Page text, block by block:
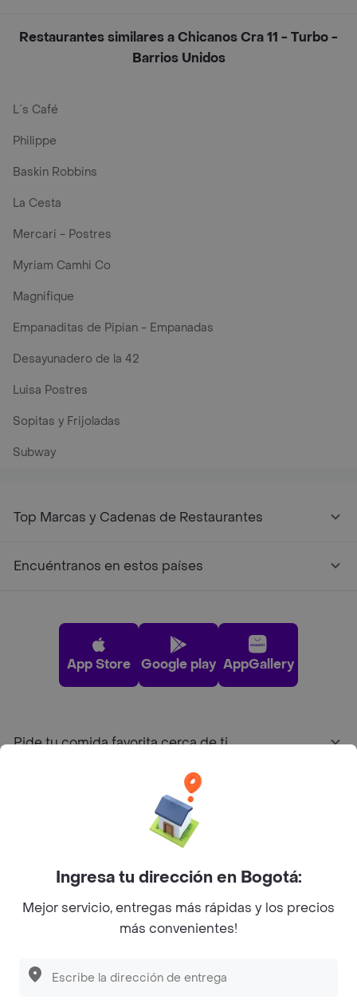
Restaurantes similares a Chicanos Cra 11 - Turbo -
Barrios Unidos
L´s Café
Philippe
Baskin Robbins
La Cesta
Mercari - Postres
Myriam Camhi Co
Magnifique
Empanaditas de Pipian - Empanadas
Desayunadero de la 42
Luisa Postres
Sopitas y Frijoladas
Subway
Top Marcas y Cadenas de Restaurantes
Encuéntranos en estos países
App Store Google play AppGallery
Pide tu comida favorita cerca de ti
Sobre Rappi
Facebook
Twitter
Instagram
©2026Rappi Inc. All rights reserved.
Ingresa tu dirección en Bogotá:
Mejor servicio, entregas más rápidas y los precios
más convenientes!